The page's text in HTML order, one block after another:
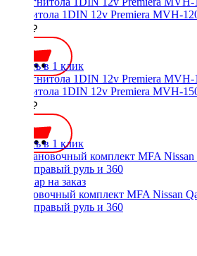
Магнитола 1DIN 12v Premiera MVH-
2500 ₽
Купить в 1 клик
Магнитола 1DIN 12v Premiera MVH-
2500 ₽
Купить в 1 клик
Установочный комплект MFA Nissan
2017, правый руль и 360